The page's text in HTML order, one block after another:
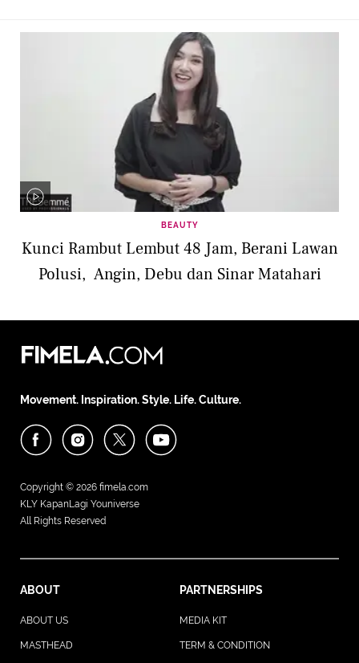
BEAUTY
Kunci Rambut Lembut 48 Jam, Berani Lawan
Polusi, Angin, Debu dan Sinar Matahari
Movement. Inspiration. Style. Life. Culture.
Copyright © 2026 fimela.com
KLY KapanLagi Youniverse
All Rights Reserved
ABOUT PARTNERSHIPS
ABOUT US MEDIA KIT
MASTHEAD TERM & CONDITION